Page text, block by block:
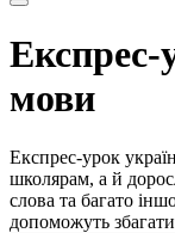
Експрес-
мови
Експрес-урок
школярам, а й
слова та багато
допоможуть